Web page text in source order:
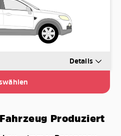
Details
Produziert